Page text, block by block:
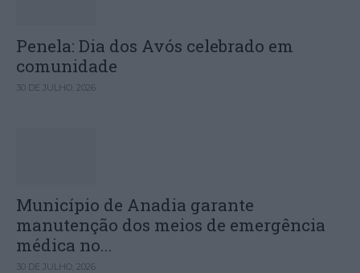
Penela: Dia dos Avós celebrado em
comunidade
30 DE JULHO, 2026
Município de Anadia garante
manutenção dos meios de emergência
médica no...
30 DE JULHO, 2026